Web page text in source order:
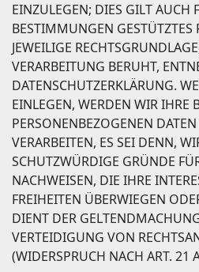
EINZULEGEN; DIES GILT AUCH
BESTIMMUNGEN GESTÜTZTES
JEWEILIGE
VERARBEITUNG BERUHT,
DATENSCHUTZERKLÄRUNG.
EINLEGEN, WERDEN WIR IHRE
PERSONENBEZOGENEN
VERARBEITEN, ES SEI DENN,
SCHUTZWÜRDIGE GRÜNDE
NACHWEISEN, DIE IHRE
FREIHEITEN ÜBERWIEGEN
DIENT DER
VERTEIDIGUNG VON
(WIDERSPRUCH NACH ART. 21